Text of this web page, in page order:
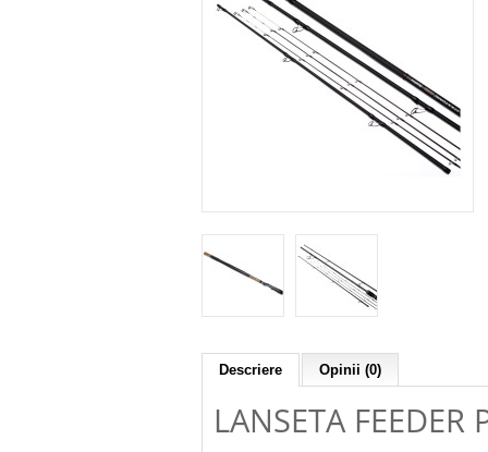
Descriere Opinii (0)
LANSETA FEEDER